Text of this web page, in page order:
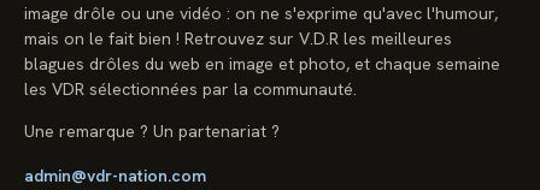
image drôle ou une vidéo : on ne s'exprime qu'avec l'humour,
mais on le fait bien ! Retrouvez sur V.D.R les meilleures
blagues drôles du web en image et photo, et chaque semaine
les VDR sélectionnées par la communauté.
Une remarque ? Un partenariat ?
admin@vdr-nation.com